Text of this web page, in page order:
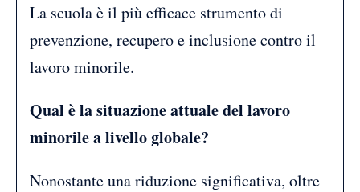
La scuola è il più efficace strumento di
prevenzione, recupero e inclusione contro il
lavoro minorile.
Qual è la situazione attuale del lavoro
minorile a livello globale?
Nonostante una riduzione significativa, oltre